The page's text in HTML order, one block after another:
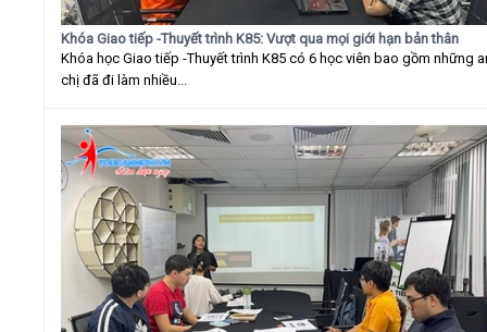
Khóa Giao tiếp -Thuyết trình K85: Vượt qua mọi giới hạn bản thân
Khóa học Giao tiếp -Thuyết trình K85 có 6 học viên bao gồm những
chị đã đi làm nhiều...